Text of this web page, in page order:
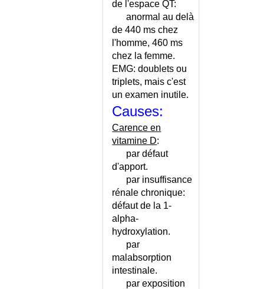
INFECTIONS RESPIRATOIRES
RECIDIVANTES ADULTE
INFECTIONS RESPIRATOIRES
RECIDIVANTES ENFANT
INFECTIONS SEXUELLEMENT
INFECTIONS SEXUELLEMENT
TRANSMISSIBLES - CONSEILS
INFECTIONS SEXUELLEMENT
INFILTRATION DU FOIE
INFILTRATION EXTRADURALE
INFLAMMATION - REGIME
INFLUENCE PAR UNE SECTE
INFORMATION DU PATIENT
de l'espace QT:
anormal au delà
de 440 ms chez
l'homme, 460 ms
chez la femme.
EMG: doublets ou
triplets, mais c'est
un examen inutile.
Causes:
Carence en
vitamine D:
par défaut
d'apport.
par insuffisance
rénale chronique:
défaut de la 1-
alpha-
hydroxylation.
par
malabsorption
intestinale.
par exposition